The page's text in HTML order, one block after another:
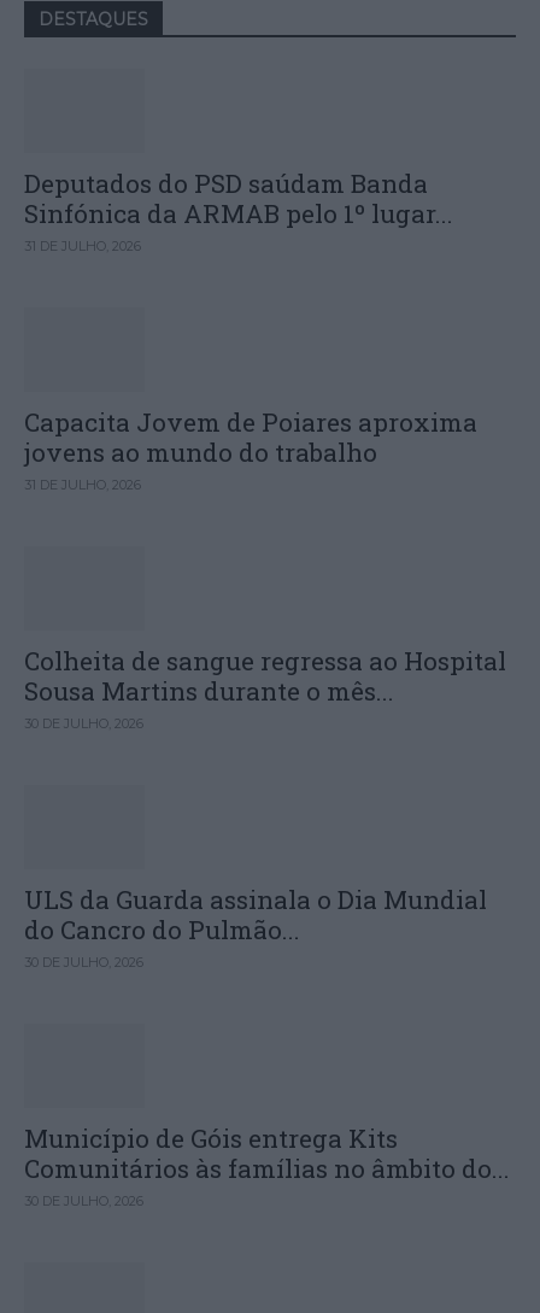
DESTAQUES
Deputados do PSD saúdam Banda
Sinfónica da ARMAB pelo 1º lugar...
31 DE JULHO, 2026
Capacita Jovem de Poiares aproxima
jovens ao mundo do trabalho
31 DE JULHO, 2026
Colheita de sangue regressa ao Hospital
Sousa Martins durante o mês...
30 DE JULHO, 2026
ULS da Guarda assinala o Dia Mundial
do Cancro do Pulmão...
30 DE JULHO, 2026
Município de Góis entrega Kits
Comunitários às famílias no âmbito do...
30 DE JULHO, 2026